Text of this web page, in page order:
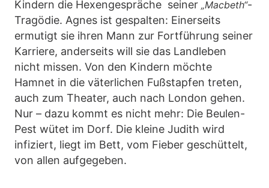
Kindern die Hexengespräche seiner „Macbeth“-
Tragödie. Agnes ist gespalten: Einerseits
ermutigt sie ihren Mann zur Fortführung seiner
Karriere, anderseits will sie das Landleben
nicht missen. Von den Kindern möchte
Hamnet in die väterlichen Fußstapfen treten,
auch zum Theater, auch nach London gehen.
Nur – dazu kommt es nicht mehr: Die Beulen-
Pest wütet im Dorf. Die kleine Judith wird
infiziert, liegt im Bett, vom Fieber geschüttelt,
von allen aufgegeben.